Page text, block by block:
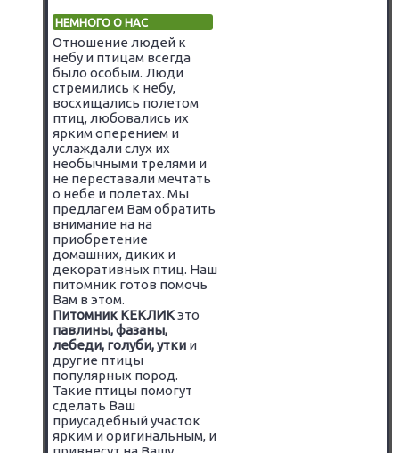
НЕМНОГО О НАС
Отношение людей к
небу и птицам всегда
было особым. Люди
стремились к небу,
восхищались полетом
птиц, любовались их
ярким оперением и
услаждали слух их
необычными трелями и
не переставали мечтать
о небе и полетах. Мы
предлагем Вам обратить
внимание на на
приобретение
домашних, диких и
декоративных птиц. Наш
питомник готов помочь
Вам в этом.
Питомник КЕКЛИКэто
павлины, фазаны,
лебеди, голуби, утки и
другие птицы
популярных пород.
Такие птицы помогут
сделать Ваш
приусадебный участок
ярким и оригинальным, и